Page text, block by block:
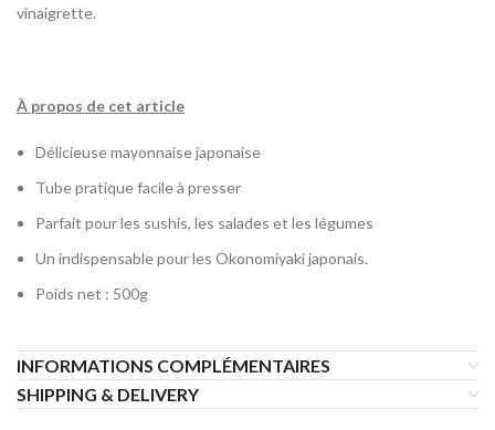
vinaigrette.
À propos de cet article
Délicieuse mayonnaise japonaise
Tube pratique facile à presser
Parfait pour les sushis, les salades et les légumes
Un indispensable pour les Okonomiyaki japonais.
Poids net : 500g
INFORMATIONS COMPLÉMENTAIRES
SHIPPING & DELIVERY